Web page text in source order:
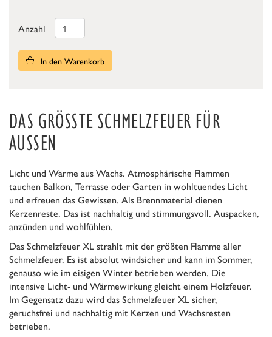
Anzahl
In den Warenkorb
DAS GRÖSSTE SCHMELZFEUER FÜR A
USSEN
Licht und Wärme aus Wachs. Atmosphärische Flammen
tauchen Balkon, Terrasse oder Garten in wohltuendes Licht
und erfreuen das Gewissen. Als Brennmaterial dienen
Kerzenreste. Das ist nachhaltig und stimmungsvoll. Auspacken,
anzünden und wohlfühlen.
Das Schmelzfeuer XL strahlt mit der größten Flamme aller
Schmelzfeuer. Es ist absolut windsicher und kann im Sommer,
genauso wie im eisigen Winter betrieben werden. Die
intensive Licht- und Wärmewirkung gleicht einem Holzfeuer.
Im Gegensatz dazu wird das Schmelzfeuer XL sicher,
geruchsfrei und nachhaltig mit Kerzen und Wachsresten
betrieben.